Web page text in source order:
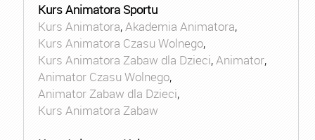
Kurs Animatora Sportu
Kurs Animatora,Akademia Animatora,
Kurs Animatora Czasu Wolnego,
Kurs Animatora Zabaw dla Dzieci,Animator,
Animator Czasu Wolnego,
Animator Zabaw dla Dzieci,
Kurs Animatora Zabaw